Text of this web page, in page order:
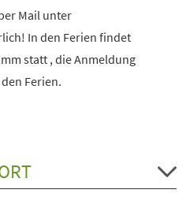
Mail unter
In den Ferien findet
statt , die Anmeldung
Ferien.